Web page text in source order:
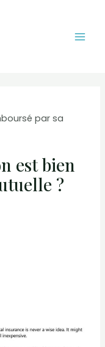
par sa
est bien
?